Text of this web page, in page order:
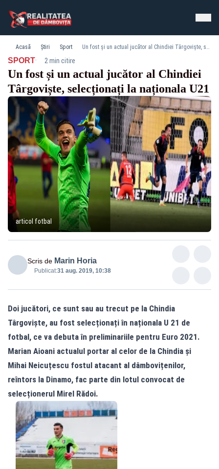
Acasă Știri Sport Un fost și un actual jucător al Chindiei Târgoviște, selecționați la naționala U21
SPORT· 2 min citire
Un fost și un actual jucător al Chindiei
Târgoviște, selecționați la naționala U21
articol fotbal
Scris de Marin Horia
Publicat:31 aug. 2019, 10:38
Doi jucători, ce sunt sau au trecut pe la Chindia
Târgoviște, au fost selecționați în naționala U 21 de
fotbal, ce va debuta în preliminariile pentru Euro 2021.
Marian Aioani actualul portar al celor de la Chindia și
Mihai Neicuțescu fostul atacant al dâmbovițenilor,
reîntors la Dinamo, fac parte din lotul convocat de
selecționerul Mirel Rădoi.